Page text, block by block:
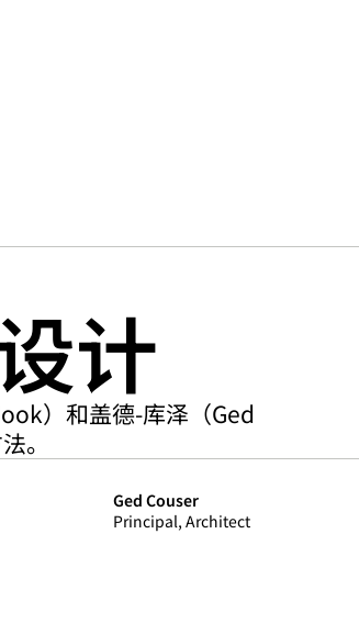
计
）和盖德-库泽（Ged
。
Ged Couser
Principal, Architect